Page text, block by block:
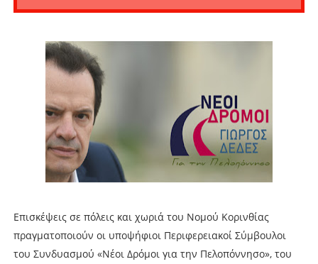
Επισκέψεις σε πόλεις και χωριά του Νομού Κορινθίας
πραγματοποιούν οι υποψήφιοι Περιφερειακοί Σύμβουλοι
του Συνδυασμού «Νέοι Δρόμοι για την Πελοπόννησο», του